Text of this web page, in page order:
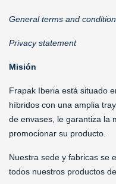
General terms and
Privacy statement
Misión
Frapak Iberia está situado
híbridos con una amplia
de envases, le garantiza la
promocionar su producto.
Nuestra sede y fabricas se
todos nuestros productos